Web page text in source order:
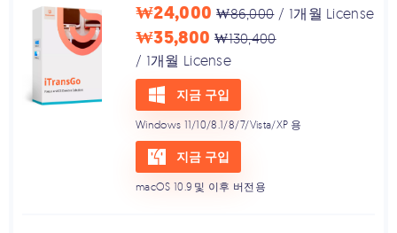
₩24,000 ₩86,000 / 1개월 License
₩35,800 ₩130,400
/ 1개월 License
지금 구입
Windows 11/10/8.1/8/7/Vista/XP 용
지금 구입
macOS 10.9 및 이후 버전용